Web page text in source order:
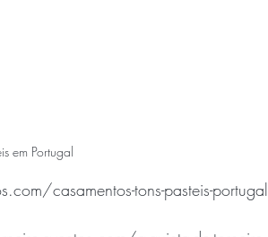
em Portugal
casamentos-tons-pasteis-portugal